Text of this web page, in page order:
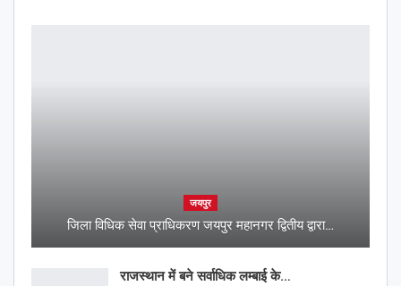
जयपुर
जिला विधिक सेवा प्राधिकरण जयपुर महानगर द्वितीय द्वारा…
राजस्थान में बने सर्वाधिक लम्बाई के…